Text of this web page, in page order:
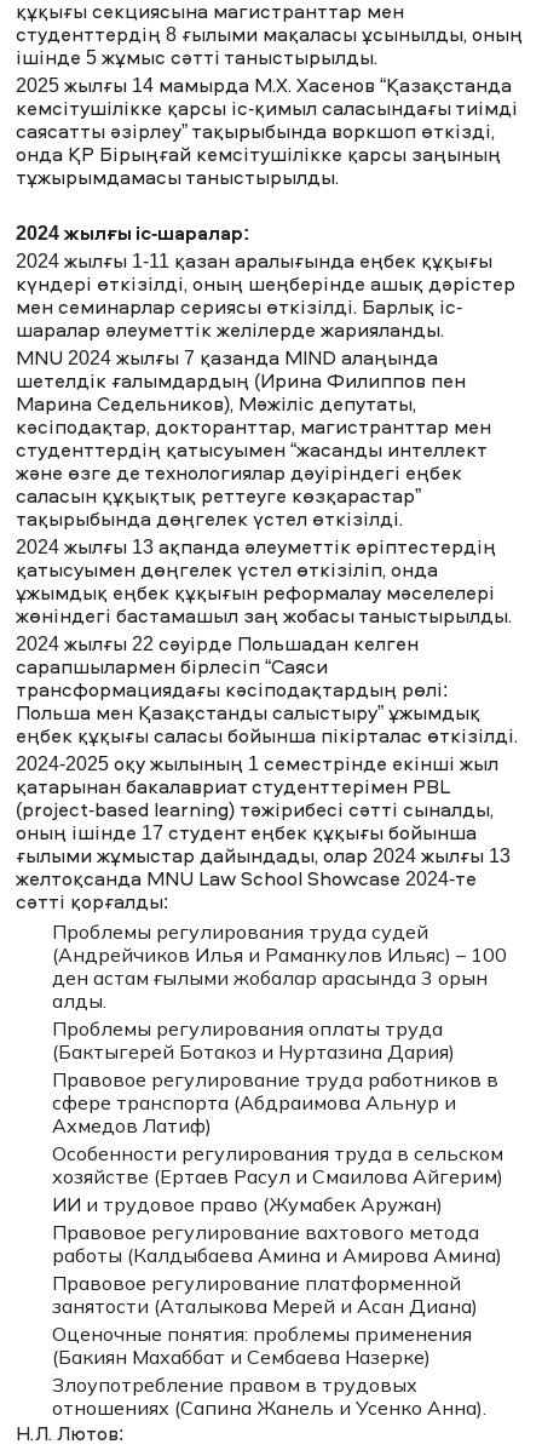
Maqsut Narikbayev University Жоғары құқық мектебінің
Associate Professor, еңбек құқығы бойынша оқулықтың
авторы.
Никита Лютов -еңбек құқығы саласындағы әлемде
танылған ғалым, заң ғылымдарының докторы, Maqsut
Narikbayev University Жоғары құқық мектебінің
Associate Professor, Халықаралық еңбек құқығы
бойынша оқулықтың авторы, сондай-ақ халықаралық
еңбек ұйымына кеңес береді, түрлі жобаларда
сарапшы ретінде танылған.
мамандандырылған
Кеңесі жанындағыСоттөрелігі
лекторы,заң ғылымдарының магистріболыптабылады
заңнаманы түсіндіруді белсенді жүргізеді.
Эстер Бабаджанян
заң ғылымдарының магистрі,
жоғары заң мектебінің оқытушы профессоры және
Maqsut Narikbayev University заң клиникасының
жетекшісі, сонымен қатар заң практикасымен
айналысады, соттарға үнемі құқықтық пікірлер
білдіреді және көптеген мәселелер бойынша кеңес
береді.
Анар Кусаинова басқару саласындағы PhD,Стратегия
және HR департаментінің директоры, Teaching
Professor Maqsut Narikbayev University.
Жан-Торе Аязбековэкономика магистрі, Ломоносов
атындағы ММУ және Queen Mary, University of London
түлегі, Maqsut Narikbayev University Халықаралық
Экономика Мектебінің Teaching professor, hr және
change management саласындағы консультант және
менеджер, HR және жобалық басқару саласындағы
халықаралық CIPD және IPMA сертификаттардың
иегері.
Lauera Zakey- заң ғылымдарының магистрі, еңбек
құқығы жөніндегі маман, «LawWork» ҚҚ директоры, ICF/
ХЕҰ жаттықтырушысы, ЕҚДБ тәлімгері/елшісі, PhD-
докторант.
Біздің барлық оқытушыларымыздың
практикалық және академиялық тәжірибесі
бар, бұл алынған білімнің қолданбалы сипатын
және іргелі, тақырыптарды ашуға ғылыми
көзқарасты қамтамасыз етуге мүмкіндік
береді.
Біздің бақылауларымыз бойынша, мазмұны
мен дәріскерлер құрамы бойынша нарықта
осы бағдарламаның теңдесі жоқ. Курс
Құқықтану, HR-менеджмент және
конфликтология қиылысында пәнаралық
сипатқа ие.
құқығы секциясына магистранттар мен
студенттердің 8 ғылыми мақаласы ұсынылды, оның
ішінде 5 жұмыс сәтті таныстырылды.
2025 жылғы 14 мамырда М.Х. Хасенов “Қазақстанда
кемсітушілікке қарсы іс-қимыл саласындағы тиімді
саясатты әзірлеу” тақырыбында воркшоп өткізді,
онда ҚР Бірыңғай кемсітушілікке қарсы заңының
тұжырымдамасы таныстырылды.
2024 жылғы іс-шаралар:
2024 жылғы 1-11 қазан аралығында еңбек құқығы
күндері өткізілді, оның шеңберінде ашық дәрістер
мен семинарлар сериясы өткізілді. Барлық іс-
шаралар әлеуметтік желілерде жарияланды.
MNU 2024 жылғы 7 қазанда MIND алаңында
шетелдік ғалымдардың (Ирина Филиппов пен
Марина Седельников), Мәжіліс депутаты,
кәсіподақтар, докторанттар, магистранттар мен
студенттердің қатысуымен “жасанды интеллект
және өзге де технологиялар дәуіріндегі еңбек
саласын құқықтық реттеуге көзқарастар”
тақырыбында дөңгелек үстел өткізілді.
2024 жылғы 13 ақпанда әлеуметтік әріптестердің
қатысуымен дөңгелек үстел өткізіліп, онда
ұжымдық еңбек құқығын реформалау мәселелері
жөніндегі бастамашыл заң жобасы таныстырылды.
2024 жылғы 22 сәуірде Польшадан келген
сарапшылармен бірлесіп “Саяси
трансформациядағы кәсіподақтардың рөлі:
Польша мен Қазақстанды салыстыру” ұжымдық
еңбек құқығы саласы бойынша пікірталас өткізілді.
2024-2025 оқу жылының 1 семестрінде екінші жыл
қатарынан бакалавриат студенттерімен PBL
(project-based learning) тәжірибесі сәтті сыналды,
оның ішінде 17 студент еңбек құқығы бойынша
ғылыми жұмыстар дайындады, олар 2024 жылғы 13
желтоқсанда MNU Law School Showcase 2024-те
сәтті қорғалды:
Проблемы регулирования труда судей
(Андрейчиков Илья и Раманкулов Ильяс) – 100
ден астам ғылыми жобалар арасында 3 орын
алды.
Проблемы регулирования оплаты труда
(Бактыгерей Ботакоз и Нуртазина Дария)
Правовое регулирование труда работников в
сфере транспорта (Абдраимова Альнур и
Ахмедов Латиф)
Особенности регулирования труда в сельском
хозяйстве (Ертаев Расул и Смаилова Айгерим)
ИИ и трудовое право (Жумабек Аружан)
Правовое регулирование вахтового метода
работы (Калдыбаева Амина и Амирова Амина)
Правовое регулирование платформенной
занятости (Аталыкова Мерей и Асан Диана)
Оценочные понятия: проблемы применения
(Бакиян Махаббат и Сембаева Назерке)
Злоупотребление правом в трудовых
отношениях (Сапина Жанель и Усенко Анна).
Н.Л. Лютов: